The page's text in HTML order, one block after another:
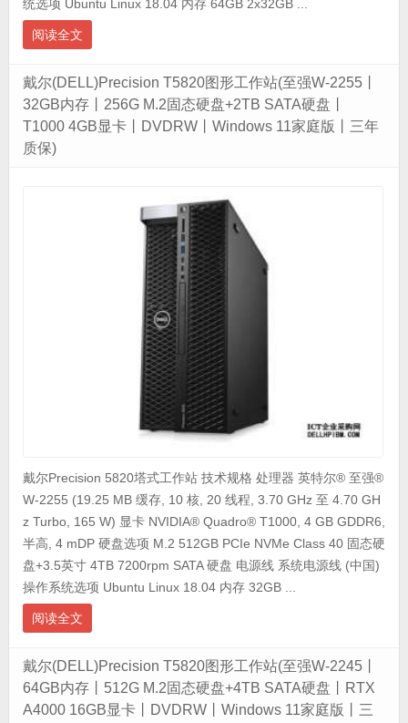
统选项 Ubuntu Linux 18.04 内存 64GB 2x32GB ...
阅读全文
戴尔(DELL)Precision T5820图形工作站(至强W-2255丨
32GB内存丨256G M.2固态硬盘+2TB SATA硬盘丨
T1000 4GB显卡丨DVDRW丨Windows 11家庭版丨三年
质保)
戴尔Precision 5820塔式工作站 技术规格 处理器 英特尔® 至强®
W-2255 (19.25 MB 缓存, 10 核, 20 线程, 3.70 GHz 至 4.70 GH
z Turbo, 165 W) 显卡 NVIDIA® Quadro® T1000, 4 GB GDDR6,
半高, 4 mDP 硬盘选项 M.2 512GB PCIe NVMe Class 40 固态硬
盘+3.5英寸 4TB 7200rpm SATA 硬盘 电源线 系统电源线 (中国)
操作系统选项 Ubuntu Linux 18.04 内存 32GB ...
阅读全文
戴尔(DELL)Precision T5820图形工作站(至强W-2245丨
64GB内存丨512G M.2固态硬盘+4TB SATA硬盘丨RTX
A4000 16GB显卡丨DVDRW丨Windows 11家庭版丨三